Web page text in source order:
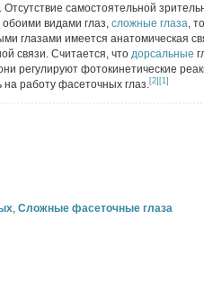
самостоятельной
видами глаз, сложные глаза,
глазами имеется анатомическая
связи. Считается, что дорсальные
регулируют фотокинетические
работу фасеточных глаз.[2] [1]
, Сложные фасеточные глаза